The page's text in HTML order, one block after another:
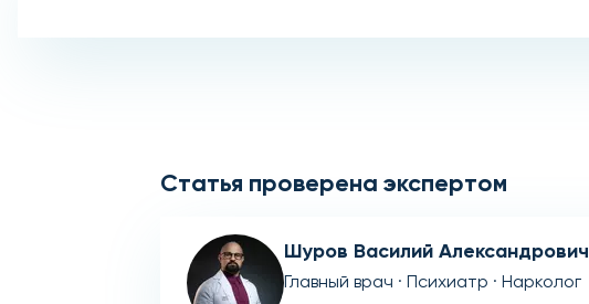
Статья проверена экспертом
Шуров Василий Александрович
Главный врач · Психиатр · Нарколог